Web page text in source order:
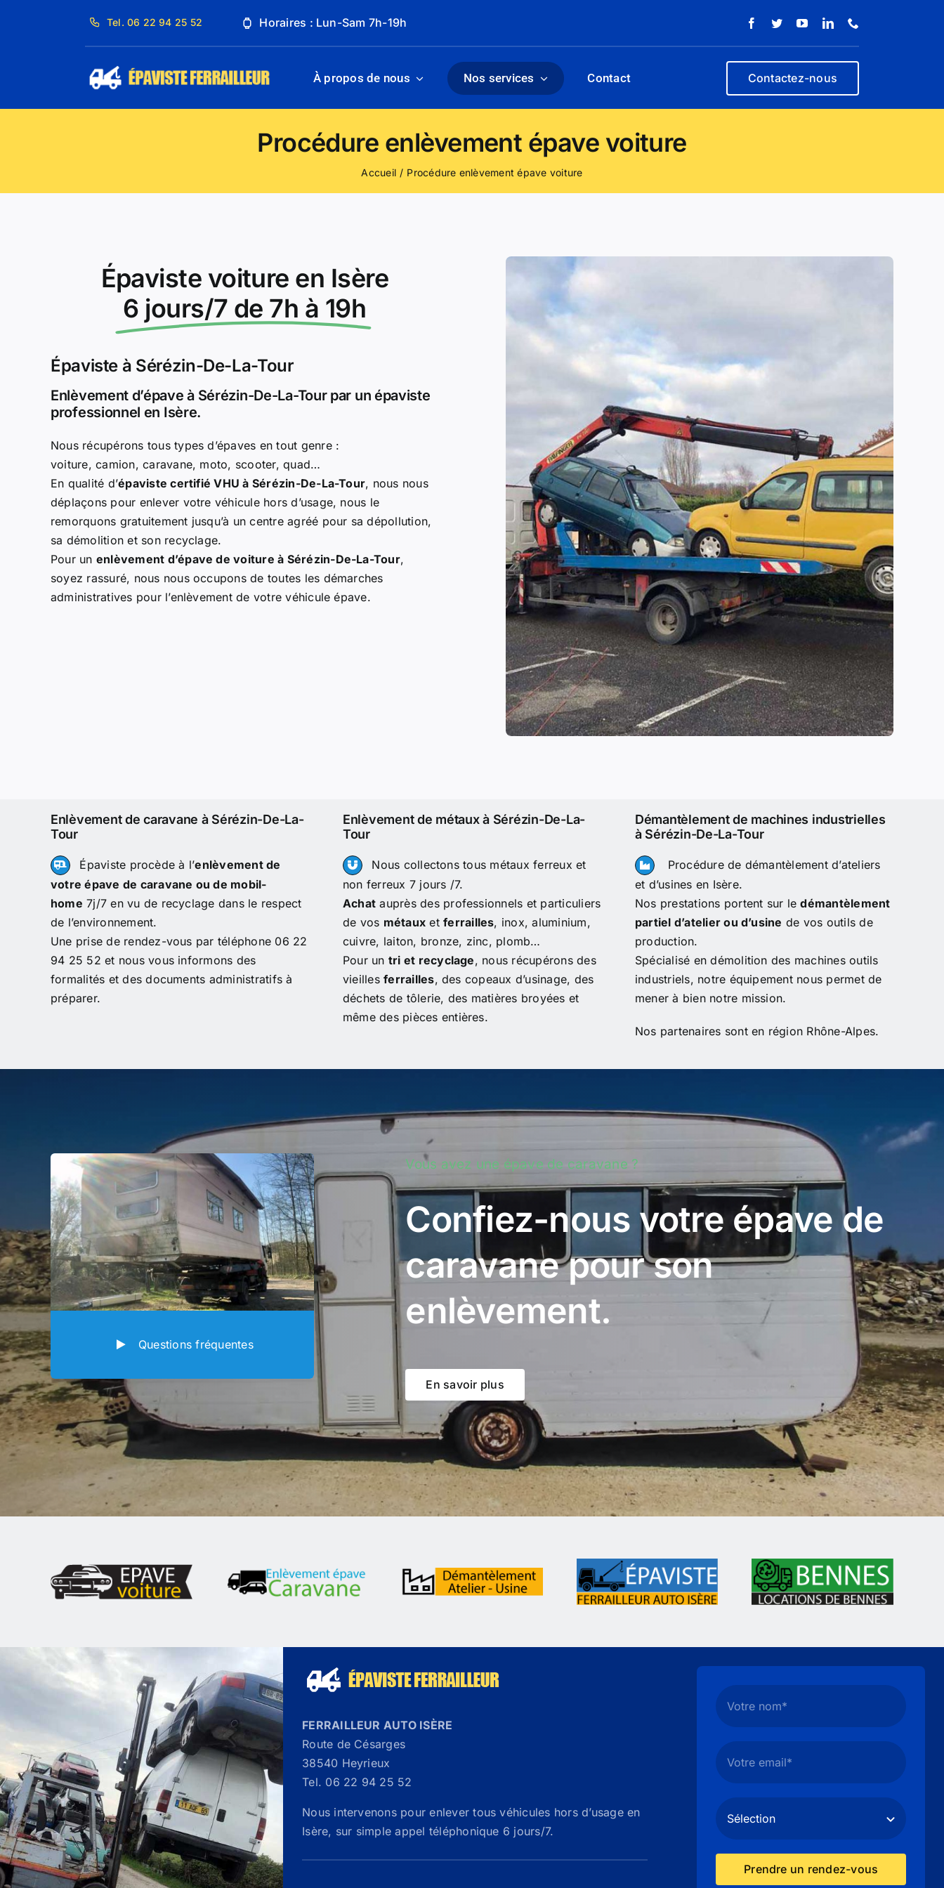
Tel. 06 22 94 25 52 Horaires : Lun-Sam 7h-19h
À propos de nous Nos services Contact Contactez-nous
Procédure enlèvement épave voiture
Accueil Procédure enlèvement épave voiture
Épaviste voiture en Isère
6 jours/7 de 7h à 19h
Épaviste à Sérézin-De-La-Tour
Enlèvement d’épave à Sérézin-De-La-Tour par un épaviste
professionnel en Isère.
Nous récupérons tous types d’épaves en tout genre :
voiture, camion, caravane, moto, scooter, quad…
En qualité d’épaviste certifié VHU à Sérézin-De-La-Tour, nous nous
déplaçons pour enlever votre véhicule hors d’usage, nous le
remorquons gratuitement jusqu’à un centre agréé pour sa dépollution,
sa démolition et son recyclage.
Pour un enlèvement d’épave de voiture à Sérézin-De-La-Tour,
soyez rassuré, nous nous occupons de toutes les démarches
administratives pour l’enlèvement de votre véhicule épave.
Enlèvement de caravane à Sérézin-De-La-
Tour
Épaviste procède à l’enlèvement de
votre épave de caravane ou de mobil-
home 7j/7 en vu de recyclage dans le respect
de l’environnement.
Une prise de rendez-vous par téléphone 06 22
94 25 52 et nous vous informons des
formalités et des documents administratifs à
préparer.
Enlèvement de métaux à Sérézin-De-La-
Tour
Nous collectons tous métaux ferreux et
non ferreux 7 jours /7.
Achat auprès des professionnels et particuliers
de vos métaux etferrailles, inox, aluminium,
cuivre, laiton, bronze, zinc, plomb…
Pour un tri et recyclage, nous récupérons des
vieillesferrailles, des copeaux d’usinage, des
déchets de tôlerie, des matières broyées et
même des pièces entières.
Démantèlement de machines industrielles
à Sérézin-De-La-Tour
Procédure de démantèlement d’ateliers
et d’usines en Isère.
Nos prestations portent sur ledémantèlement
partiel d’atelier ou d’usine de vos outils de
production.
Spécialisé en démolition des machines outils
industriels, notre équipement nous permet de
mener à bien notre mission.
Nos partenaires sont en région Rhône-Alpes.
Questions fréquentes
Vous avez une épave de caravane ?
Confiez-nous votre épave de
caravane pour son
enlèvement.
En savoir plus
FERRAILLEUR AUTO ISÈRE
Route de Césarges
38540 Heyrieux
Tel. 06 22 94 25 52
Nous intervenons pour enlever tous véhicules hors d’usage en
Isère, sur simple appel téléphonique 6 jours/7.
Prendre un rendez-vous